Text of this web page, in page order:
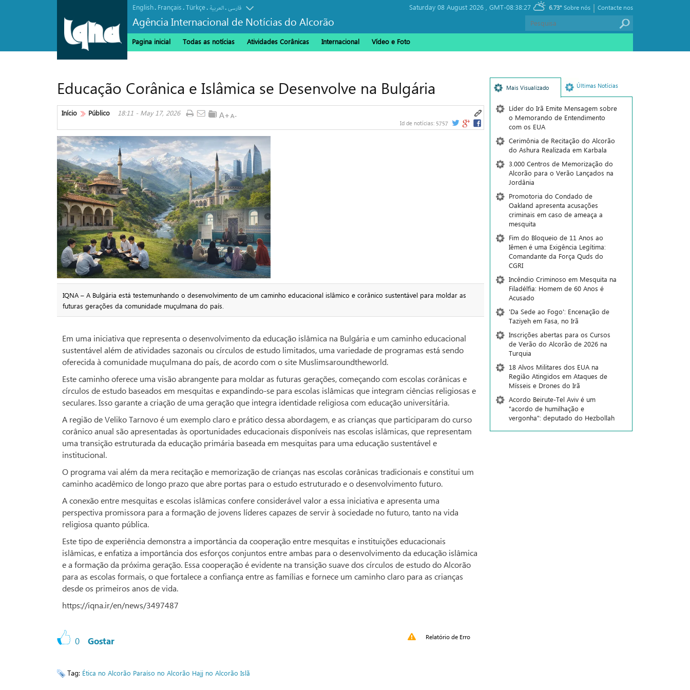
English. Français.Türkçe. العربیة.فارسی
Agência Internacional de Notícias do Alcorão
Saturday 08 August 2026 , GMT-08:38:27 6.73° Contacte nos
|
Sobre nós
Pagina inicial Todas as notícias Atividades Corânicas Internacional Vídeo e Foto
Educação Corânica e Islâmica se Desenvolve na Bulgária
Início Público 18:11 - May 17, 2026
Id de notícias: 5757
IQNA – A Bulgária está testemunhando o desenvolvimento de um caminho educacional islâmico e corânico sustentável para moldar as
futuras gerações da comunidade muçulmana do país.
Em uma iniciativa que representa o desenvolvimento da educação islâmica na Bulgária e um caminho educacional
sustentável além de atividades sazonais ou círculos de estudo limitados, uma variedade de programas está sendo
oferecida à comunidade muçulmana do país, de acordo com o site Muslimsaroundtheworld.
Este caminho oferece uma visão abrangente para moldar as futuras gerações, começando com escolas corânicas e
círculos de estudo baseados em mesquitas e expandindo-se para escolas islâmicas que integram ciências religiosas e
seculares. Isso garante a criação de uma geração que integra identidade religiosa com educação universitária.
A região de Veliko Tarnovo é um exemplo claro e prático dessa abordagem, e as crianças que participaram do curso
corânico anual são apresentadas às oportunidades educacionais disponíveis nas escolas islâmicas, que representam
uma transição estruturada da educação primária baseada em mesquitas para uma educação sustentável e
institucional.
O programa vai além da mera recitação e memorização de crianças nas escolas corânicas tradicionais e constitui um
caminho acadêmico de longo prazo que abre portas para o estudo estruturado e o desenvolvimento futuro.
A conexão entre mesquitas e escolas islâmicas confere considerável valor a essa iniciativa e apresenta uma
perspectiva promissora para a formação de jovens líderes capazes de servir à sociedade no futuro, tanto na vida
religiosa quanto pública.
Este tipo de experiência demonstra a importância da cooperação entre mesquitas e instituições educacionais
islâmicas, e enfatiza a importância dos esforços conjuntos entre ambas para o desenvolvimento da educação islâmica
e a formação da próxima geração. Essa cooperação é evidente na transição suave dos círculos de estudo do Alcorão
para as escolas formais, o que fortalece a confiança entre as famílias e fornece um caminho claro para as crianças
desde os primeiros anos de vida.
https://iqna.ir/en/news/3497487
0 Gostar Relatório de Erro
Tag: Ética no Alcorão Paraíso no Alcorão Hajj no Alcorão Islã
Mais Visualizado Últimas Notícias
Líder do Irã Emite Mensagem sobre
o Memorando de Entendimento
com os EUA
Cerimônia de Recitação do Alcorão
do Ashura Realizada em Karbala
3.000 Centros de Memorização do
Alcorão para o Verão Lançados na
Jordânia
Promotoria do Condado de
Oakland apresenta acusações
criminais em caso de ameaça a
mesquita
Fim do Bloqueio de 11 Anos ao
Iêmen é uma Exigência Legítima:
Comandante da Força Quds do
CGRI
Incêndio Criminoso em Mesquita na
Filadélfia: Homem de 60 Anos é
Acusado
'Da Sede ao Fogo': Encenação de
Taziyeh em Fasa, no Irã
Inscrições abertas para os Cursos
de Verão do Alcorão de 2026 na
Turquia
18 Alvos Militares dos EUA na
Região Atingidos em Ataques de
Mísseis e Drones do Irã
Acordo Beirute-Tel Aviv é um
"acordo de humilhação e
vergonha": deputado do Hezbollah